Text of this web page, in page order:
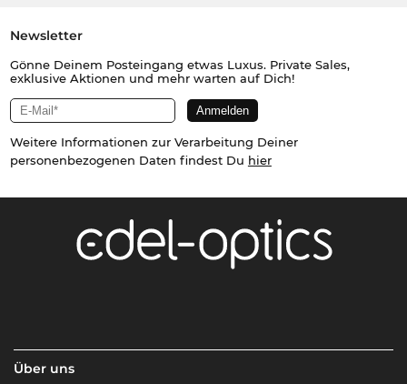
Newsletter
Gönne Deinem Posteingang etwas Luxus. Private Sales,
exklusive Aktionen und mehr warten auf Dich!
Weitere Informationen zur Verarbeitung Deiner
personenbezogenen Daten findest Du hier
Über uns